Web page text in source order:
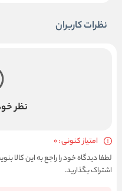
نظرات کاربران
نظر
امتیاز کنونی : 0
لطفا دیدگاه خود را راجع به این کالا
اشتراک بگذارید.